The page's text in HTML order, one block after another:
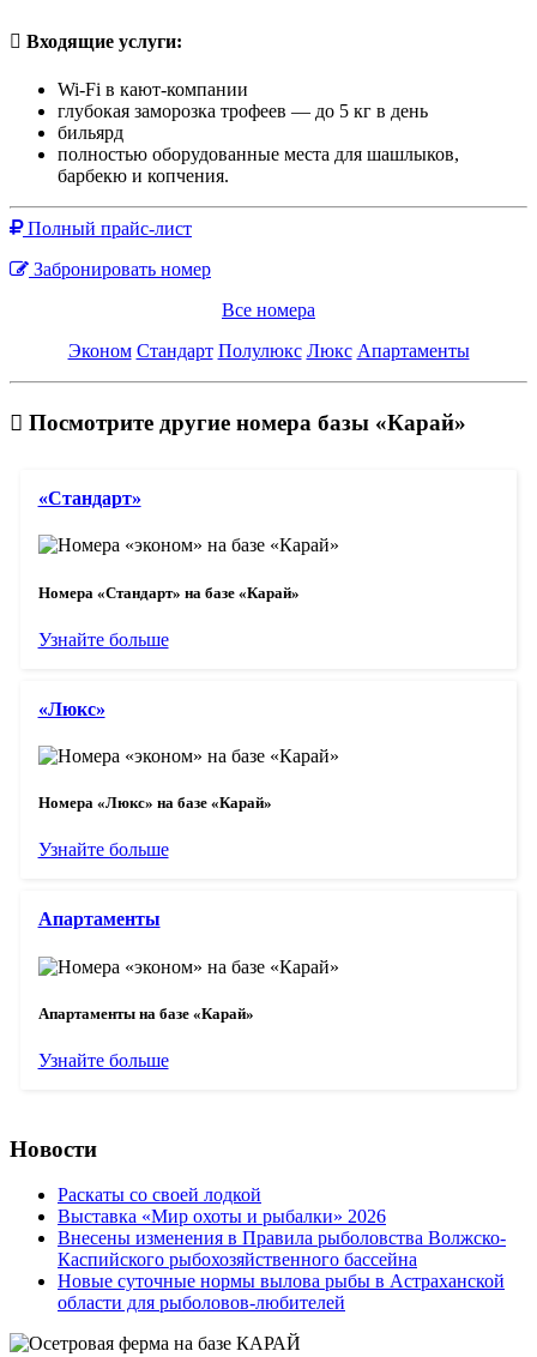
Входящие услуги:
Wi-Fi в кают-компании
глубокая заморозка трофеев — до 5 кг в день
бильярд
полностью оборудованные места для шашлыков,
барбекю и копчения.
Полный прайс-лист
Забронировать номер
Все номера
Эконом Стандарт Полулюкс Люкс Апартаменты
Посмотрите другие номера базы «Карай»
«Стандарт»
Номера «Стандарт» на базе «Карай»
Узнайте больше
«Люкс»
Номера «Люкс» на базе «Карай»
Узнайте больше
Апартаменты
Апартаменты на базе «Карай»
Узнайте больше
Новости
Раскаты со своей лодкой
Выставка «Мир охоты и рыбалки» 2026
Внесены изменения в Правила рыболовства Волжско-
Каспийского рыбохозяйственного бассейна
Новые суточные нормы вылова рыбы в Астраханской
области для рыболовов-любителей